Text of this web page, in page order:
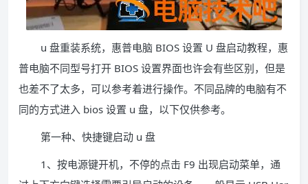
u 盘重装系统，惠普电脑 BIOS 设置 U 盘启动教程，惠
普电脑不同型号打开 BIOS 设置界面也许会有些区别，但是
也差不了太多，可以参考着进行操作。不同品牌的电脑有不
同的方式进入 bios 设置 u 盘，以下仅供参考。
第一种、快捷键启动 u 盘
1、按电源键开机，不停的点击 F9 出现启动菜单，通